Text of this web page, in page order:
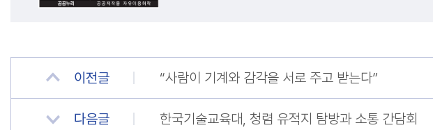
이전글 “사람이 기계와 감각을 서로 주고 받는다”
다음글 한국기술교육대, 청렴 유적지 탐방과 소통 간담회